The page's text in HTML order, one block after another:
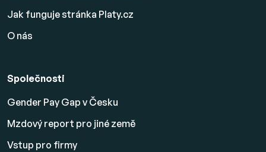
Jak funguje stránka Platy.cz
O nás
Společnosti
Gender Pay Gap v Česku
Mzdový report pro jiné země
Vstup pro firmy